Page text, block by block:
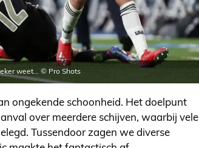
weet... © Pro Shots
ongekende schoonheid. Het doelpunt
over meerdere schijven, waarbij vele
Tussendoor zagen we diverse